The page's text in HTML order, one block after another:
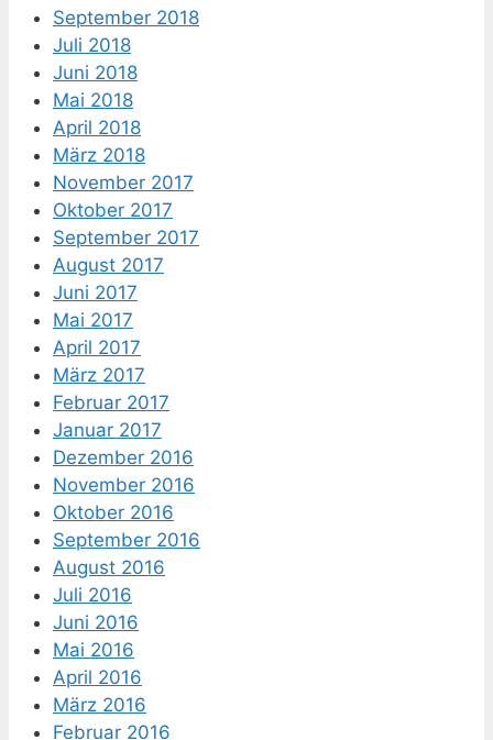
September 2018
Juli 2018
Juni 2018
Mai 2018
April 2018
März 2018
November 2017
Oktober 2017
September 2017
August 2017
Juni 2017
Mai 2017
April 2017
März 2017
Februar 2017
Januar 2017
Dezember 2016
November 2016
Oktober 2016
September 2016
August 2016
Juli 2016
Juni 2016
Mai 2016
April 2016
März 2016
Februar 2016